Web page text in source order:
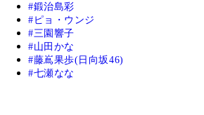
鍛治島彩
ピョ・ウンジ
三園響子
山田かな
藤嶌果歩(日向坂46)
七瀬なな